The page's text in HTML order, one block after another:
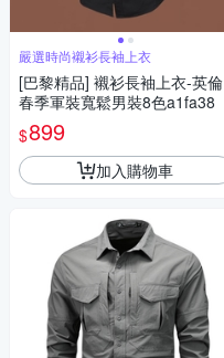
嚴選時尚襯衫長袖上衣
[巴黎精品] 襯衫長袖上衣-英倫
春季軍裝寬鬆男裝8色a1fa38
$899
加入購物車